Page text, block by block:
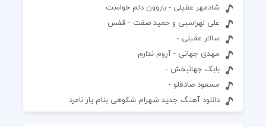
شادمهر عقیلی - باروون دلم خواست
علی لهراسبی و حمید صفت - قفس
سالار عقیلی -
مهدی جهانی - آروم ندارم
بابک جهانبخش -
مسعود صادقلو -
دانلود آهنگ جدید شهرام شکوهی بنام یار نامرد